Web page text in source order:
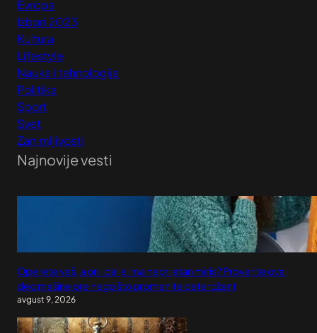
Evropa
Izbori 2023
Kultura
Lifestyle
Nauka i tehnologija
Politika
Sport
Svet
Zanimljivosti
Najnovije vesti
Operete veš, a on i dalje ima neprijatan miris? Proverite ovaj
deo mašine pre nego što promenite deterdžent
avgust 9, 2026